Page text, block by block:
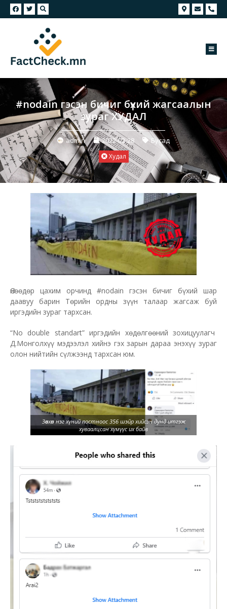
#nodain гэсэн бичиг бүхий жагсаалын
зураг ХУДАЛ
admin 2022-02-28 Бусад
Худал
Өнөөдөр цахим орчинд #nodain гэсэн бичиг бүхий шар
даавуу барин Төрийн ордны зүүн талаар жагсаж буй
иргэдийн зураг тархсан.
“No double standart” иргэдийн хөдөлгөөний зохицуулагч
Д.Монголхүү мэдээлэл хийнэ гэх зарын дараа энэхүү зураг
олон нийтийн сүлжээнд тархсан юм.
Зөвхөн нэг хүний постноос 356 шэйр хийсэн дунд итгэж
хуваалцсан хүмүүс их байв